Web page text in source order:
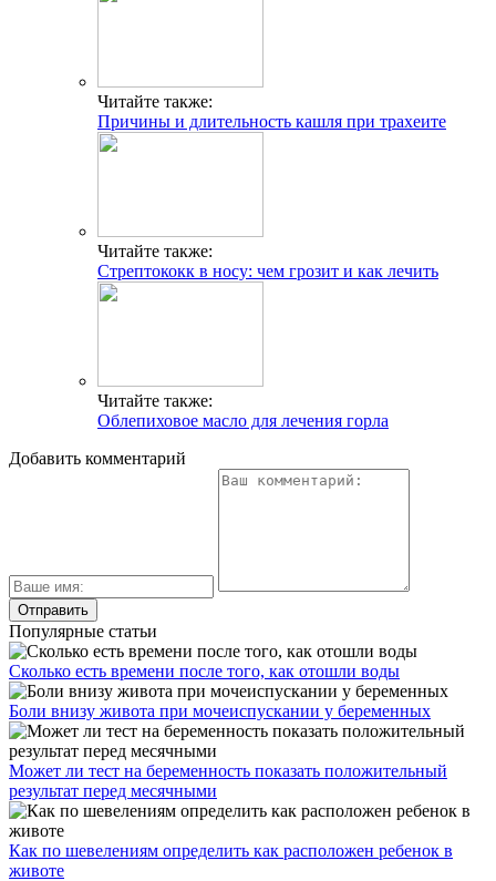
Читайте также:
Причины и длительность кашля при трахеите
Читайте также:
Стрептококк в носу: чем грозит и как лечить
Читайте также:
Облепиховое масло для лечения горла
Добавить комментарий
Популярные статьи
Сколько есть времени после того, как отошли воды
Боли внизу живота при мочеиспускании у беременных
Может ли тест на беременность показать положительный
результат перед месячными
Как по шевелениям определить как расположен ребенок в
животе